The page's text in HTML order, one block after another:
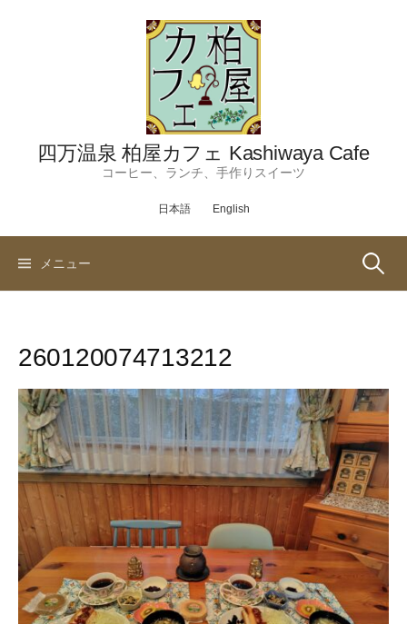
四万温泉 柏屋カフェ Kashiwaya Cafe
コーヒー、ランチ、手作りスイーツ
日本語 English
メニュー 検
260120074713212